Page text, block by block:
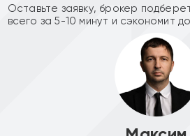
Оставьте заявку, брокер
всего за 5-10 минут и сэкономит